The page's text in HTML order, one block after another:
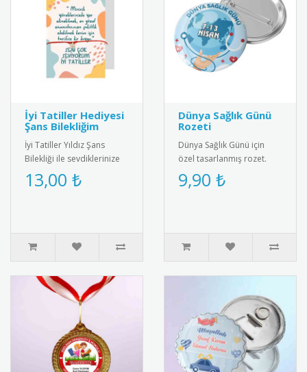
İyi Tatiller Hediyesi
Şans Bilekliğim
İyi Tatiller Yıldız Şans
Bilekliği ile sevdiklerinize
özel bir hediye verin! Tatil
ruhunu yansıtan ş..
13,00 ₺
Dünya Sağlık Günü
Rozeti
Dünya Sağlık Günü için
özel tasarlanmış rozet.
Sağlıklı yaşam bilincini
yaymak için ideal
9,90 ₺